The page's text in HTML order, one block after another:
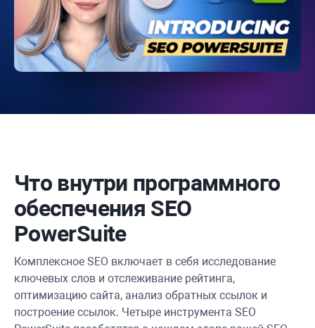
Что внутри программного
обеспечения SEO
PowerSuite
Комплексное SEO включает в себя исследование
ключевых слов и отслеживание рейтинга,
оптимизацию сайта, анализ обратных ссылок и
построение ссылок. Четыре инструмента SEO